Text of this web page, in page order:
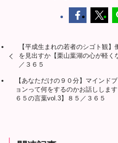
【平成生まれの若者のシゴト観
を見出すか【栗山葉湖の心が軽く
／３６５
【あなただけの９０分】マインド
ョンって何をするのかお話ししま
６５の言葉vol.3】８５／３６５